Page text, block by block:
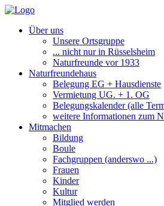
Über uns
Unsere Ortsgruppe
... nicht nur in Rüsselsheim
Naturfreunde vor 1933
Naturfreundehaus
Belegung EG + Hausdienste
Vermietung UG. + 1. OG
Belegungskalender (alle
weitere Informationen zum
Mitmachen
Bildung
Boule
Fachgruppen (anderswo ...)
Frauen
Kinder
Kultur
Mitglied werden